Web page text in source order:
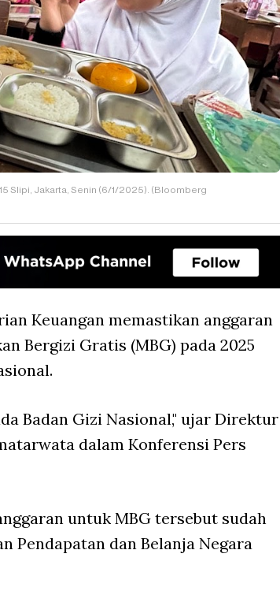
Slipi, Jakarta, Senin (6/1/2025). (Bloomberg
Keuangan memastikan anggaran
Bergizi Gratis (MBG) pada 2025
Badan Gizi Nasional," ujar Direktur
dalam Konferensi Pers
untuk MBG tersebut sudah
Pendapatan dan Belanja Negara